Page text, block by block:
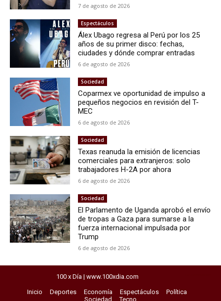
7 de agosto de 2026
Espectáculos
Álex Ubago regresa al Perú por los 25
años de su primer disco: fechas,
ciudades y dónde comprar entradas
6 de agosto de 2026
Sociedad
Coparmex ve oportunidad de impulso a
pequeños negocios en revisión del T-
MEC
6 de agosto de 2026
Sociedad
Texas reanuda la emisión de licencias
comerciales para extranjeros: solo
trabajadores H-2A por ahora
6 de agosto de 2026
Sociedad
El Parlamento de Uganda aprobó el envío
de tropas a Gaza para sumarse a la
fuerza internacional impulsada por
Trump
6 de agosto de 2026
100 x Día | www.100xdia.com
Inicio Deportes Economía Espectáculos
Política
Sociedad
Tecno